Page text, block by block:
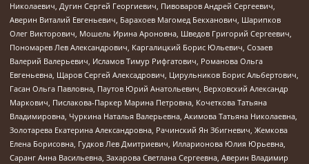
Николаевич, Дугин Сергей Георгиевич, Пивоваров Андрей Сергеевич,
Аверин Виталий Евгеньевич, Барахоев Магомед Бекханович, Шарипков
Олег Викторович, Мошель Ирина Ароновна, Шведов Григорий Сергеевич,
Пономарев Лев Александрович, Каргалицкий Борис Юльевич, Созаев
Валерий Валерьевич, Исламов Тимур Рифгатович, Романова Ольга
Евгеньевна, Щаров Сергей Алексадрович, Цирульников Борис Альбертович,
Гасан Ольга Павловна, Паутов Юрий Анатольевич, Верховский Александр
Маркович, Пислакова-Паркер Марина Петровна, Кочеткова Татьяна
Владимировна, Чуркина Наталья Валерьевна, Акимова Татьяна Николаевна,
Золотарева Екатерина Александровна, Рачинский Ян Збигневич, Жемкова
Елена Борисовна, Гудков Лев Дмитриевич, Илларионова Юлия Юрьевна,
Саранг Анна Васильевна, Захарова Светлана Сергеевна, Аверин Владимир